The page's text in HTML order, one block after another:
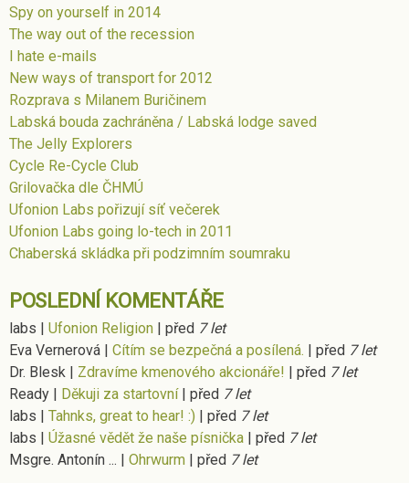
Spy on yourself in 2014
The way out of the recession
I hate e-mails
New ways of transport for 2012
Rozprava s Milanem Buričinem
Labská bouda zachráněna / Labská lodge saved
The Jelly Explorers
Cycle Re-Cycle Club
Grilovačka dle ČHMÚ
Ufonion Labs pořizují síť večerek
Ufonion Labs going lo-tech in 2011
Chaberská skládka při podzimním soumraku
POSLEDNÍ KOMENTÁŘE
labs | Ufonion Religion | před 7 let
Eva Vernerová | Cítím se bezpečná a posílená. | před 7 let
Dr. Blesk | Zdravíme kmenového akcionáře! | před 7 let
Ready | Děkuji za startovní | před 7 let
labs | Tahnks, great to hear! :) | před 7 let
labs | Úžasné vědět že naše písnička | před 7 let
Msgre. Antonín ... | Ohrwurm | před 7 let